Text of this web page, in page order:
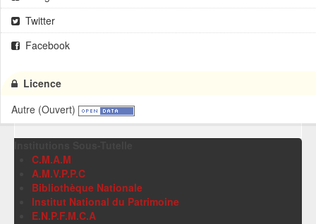
Twitter
Facebook
Licence
Autre (Ouvert)
C.M.A.M
A.M.V.P.P.C
Bibliothèque Nationale
Institut National du Patrimoine
E.N.P.F.M.C.A